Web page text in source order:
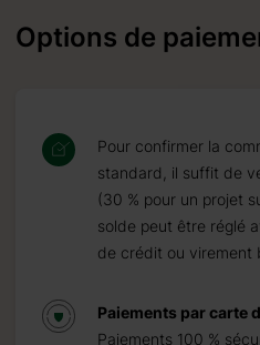
Options de
Pour confirmer la
standard, il suffit de
(30 % pour un projet
solde peut être réglé
de crédit ou virement
Paiements par carte
Paiements 100 %